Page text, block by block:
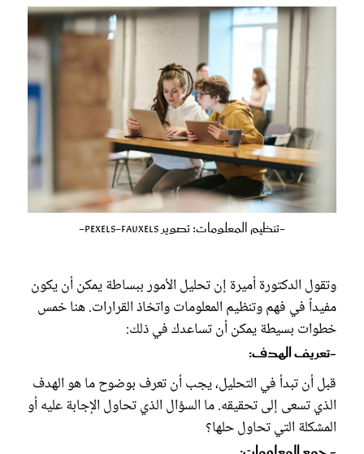
-تنظيم المعلومات: تصوير pexels-fauxels-
وتقول الدكتورة أميرة إن تحليل الأمور ببساطة يمكن أن يكون
مفيداً في فهم وتنظيم المعلومات واتخاذ القرارات. هنا خمس
خطوات بسيطة يمكن أن تساعدك في ذلك:
-تعريف الهدف:
قبل أن تبدأ في التحليل، يجب أن تعرف بوضوح ما هو الهدف
الذي تسعى إلى تحقيقه. ما السؤال الذي تحاول الإجابة عليه أو
المشكلة التي تحاول حلها؟